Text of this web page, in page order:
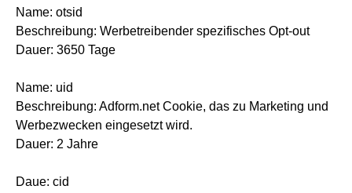
Name: otsid
Beschreibung: Werbetreibender spezifisches Opt-out
Dauer: 3650 Tage
Name: uid
Beschreibung: Adform.net Cookie, das zu Marketing und
Werbezwecken eingesetzt wird.
Dauer: 2 Jahre
Daue: cid